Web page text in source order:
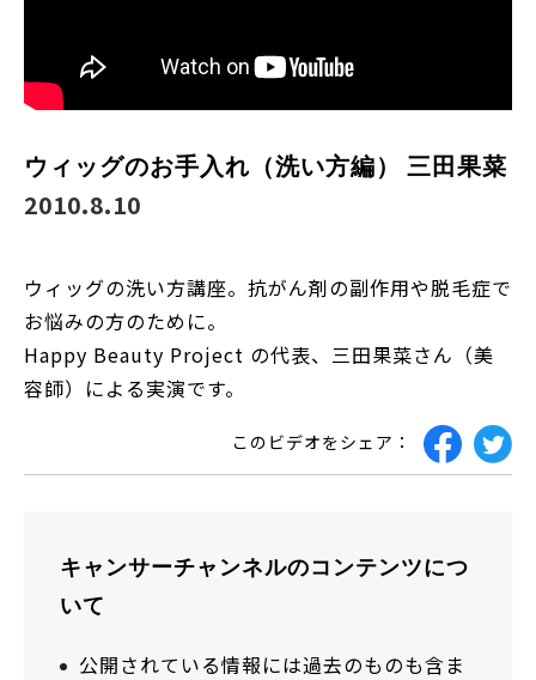
ウィッグのお手入れ（洗い方編） 三田果菜
2010.8.10
ウィッグの洗い方講座。抗がん剤の副作用や脱毛症で
お悩みの方のために。
Happy Beauty Project の代表、三田果菜さん（美
容師）による実演です。
このビデオをシェア：
キャンサーチャンネルのコンテンツにつ
いて
公開されている情報には過去のものも含ま